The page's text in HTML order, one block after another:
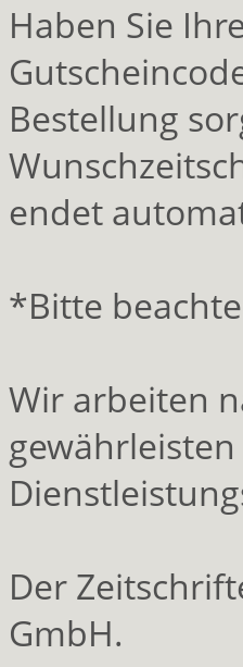
Haben Sie
Bestellung
endet
*Bitte
Wir arbeiten
Der
GmbH.